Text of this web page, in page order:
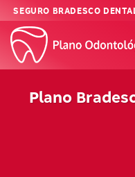
Skip
content
SEGURO BRADESCO
Plano